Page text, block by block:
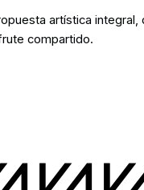
artística integral,
compartido.